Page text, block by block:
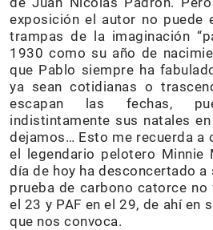
exposición el autor no puede
trampas de la imaginación
1930 como su año de
que Pablo siempre ha
ya sean cotidianas o
escapan las fechas,
indistintamente sus natales
dejamos… Esto me recuerda a
el legendario pelotero Minnie
día de hoy ha desconcertado a
prueba de carbono catorce no
el 23 y PAF en el 29, de ahí en
que nos convoca.